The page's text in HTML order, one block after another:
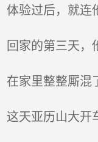
体验过后，就连
回家的第三天，
在家里整整厮混
这天亚历山大开